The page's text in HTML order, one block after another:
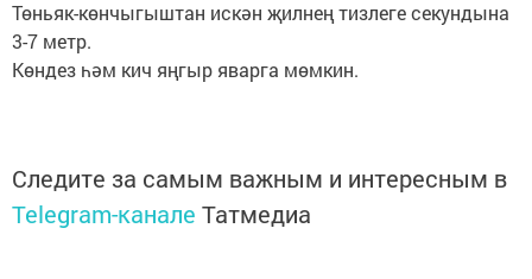
Төньяк-көнчыгыштан искән җилнең тизлеге секундына
3-7 метр.
Көндез һәм кич яңгыр яварга мөмкин.
Следите за самым важным и интересным в
Telegram-канале Татмедиа